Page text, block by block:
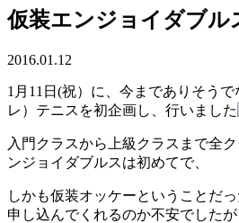
仮装エンジョイダブル
2016.01.12
1月11日(祝）に、今までありそう
レ）テニスを初企画し、行いました
入門クラスから上級クラスまで全
ンジョイダブルスは初めてで、
しかも仮装オッケーということだ
申し込んでくれるのか不安でしたが